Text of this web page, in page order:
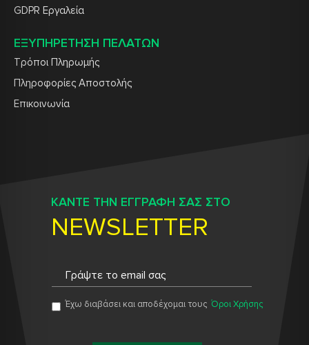
GDPR Εργαλεία
ΕΞΥΠΗΡΕΤΗΣΗ ΠΕΛΑΤΩΝ
Τρόποι Πληρωμής
Πληροφορίες Αποστολής
Επικοινωνία
ΚΑΝΤΕ ΤΗΝ ΕΓΓΡΑΦΗ ΣΑΣ ΣΤΟ
NEWSLETTER
Έχω διαβάσει και αποδέχομαι τους Όροι Χρήσης